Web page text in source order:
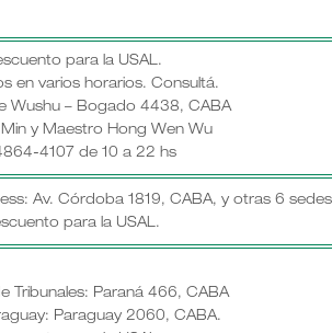
para la USAL.
en varios horarios. Consultá.
Wushu – Bogado 4438, CABA
y Maestro Hong Wen Wu
4107 de 10 a 22 hs
Av. Córdoba 1819, CABA, y otras 6
para la USAL.
Tribunales: Paraná 466, CABA
Paraguay 2060, CABA.